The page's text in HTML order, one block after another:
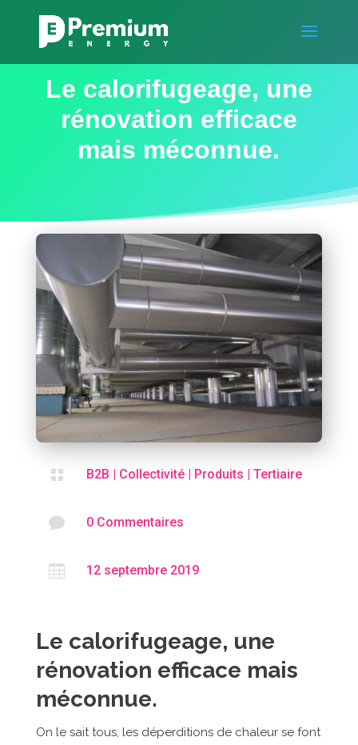
Le calorifugeage, une
rénovation efficace
mais méconnue.
 B2B | Collectivité| Produits | Tertiaire
 0 Commentaires
 12 septembre 2019
Le calorifugeage, une
rénovation efficace mais
méconnue.
On le sait tous, les déperditions de chaleur se font